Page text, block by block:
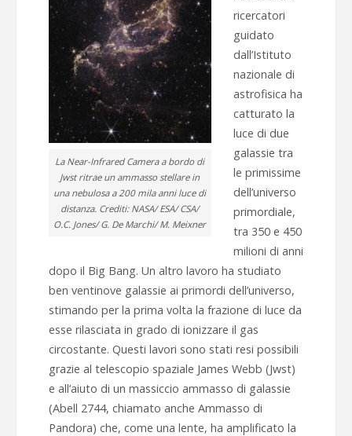
La Near-Infrared Camera a bordo di
Jwst ritrae un ammasso stellare in
una nebulosa a 200 mila anni luce di
distanza. Crediti: NASA/ ESA/ CSA/
O.C. Jones/ G. De Marchi/ M. Meixner
ricercatori
guidato
dall’Istituto
nazionale di
astrofisica ha
catturato la
luce di due
galassie tra
le primissime
dell’universo
primordiale,
tra 350 e 450
milioni di anni
dopo il Big Bang. Un altro lavoro ha studiato
ben ventinove galassie ai primordi dell’universo,
stimando per la prima volta la frazione di luce da
esse rilasciata in grado di ionizzare il gas
circostante. Questi lavori sono stati resi possibili
grazie al telescopio spaziale James Webb (Jwst)
e all’aiuto di un massiccio ammasso di galassie
(Abell 2744, chiamato anche Ammasso di
Pandora) che, come una lente, ha amplificato la